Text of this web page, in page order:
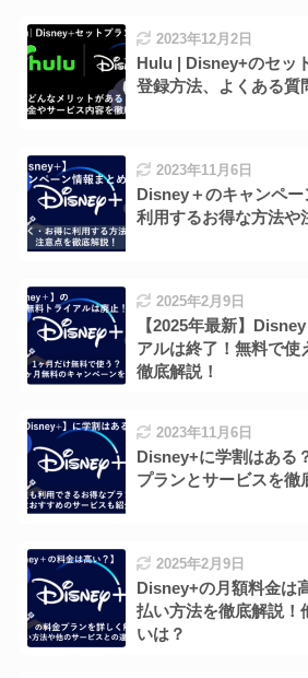
2023年12月2日
Hulu | Disney+のセッ
登録方法、よくある質
2023年11月6日
Disney＋のキャンペー
利用するお得な方法や
2025年2月9日
【2025年最新】
アルは終了！無料で使
徹底解説！
2023年11月6日
Disney+に学割はある
プランとサービスを徹
2025年2月9日
Disney+の月額料金は
払い方法を徹底解説！
いは？